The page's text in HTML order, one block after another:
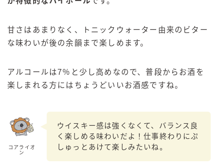
甘さはあまりなく、トニックウォーター由来のビター
な味わいが後の余韻まで楽しめます。
アルコールは7％と少し高めなので、普段からお酒を
楽しまれる方にはちょうどいいお酒感ですね。
コアライオ
ン
ウイスキー感は強くなくて、バランス良
く楽しめる味わいだよ！仕事終わりにぷ
しゅっとあけて楽しみたいね。